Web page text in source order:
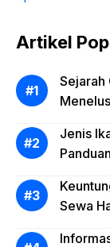
Artikel
Sejarah
Jenis
Sewa